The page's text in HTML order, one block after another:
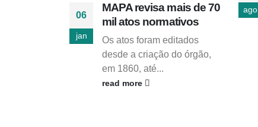
06
jan
MAPA revisa mais de 70
mil atos normativos
Os atos foram editados
desde a criação do órgão,
em 1860, até...
read more
ago